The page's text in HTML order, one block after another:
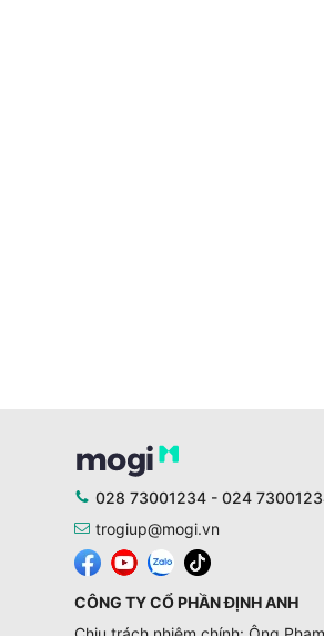
028 73001234 - 024
trogiup@mogi.vn
CÔNG TY CỔ PHẦN ĐỊNH ANH